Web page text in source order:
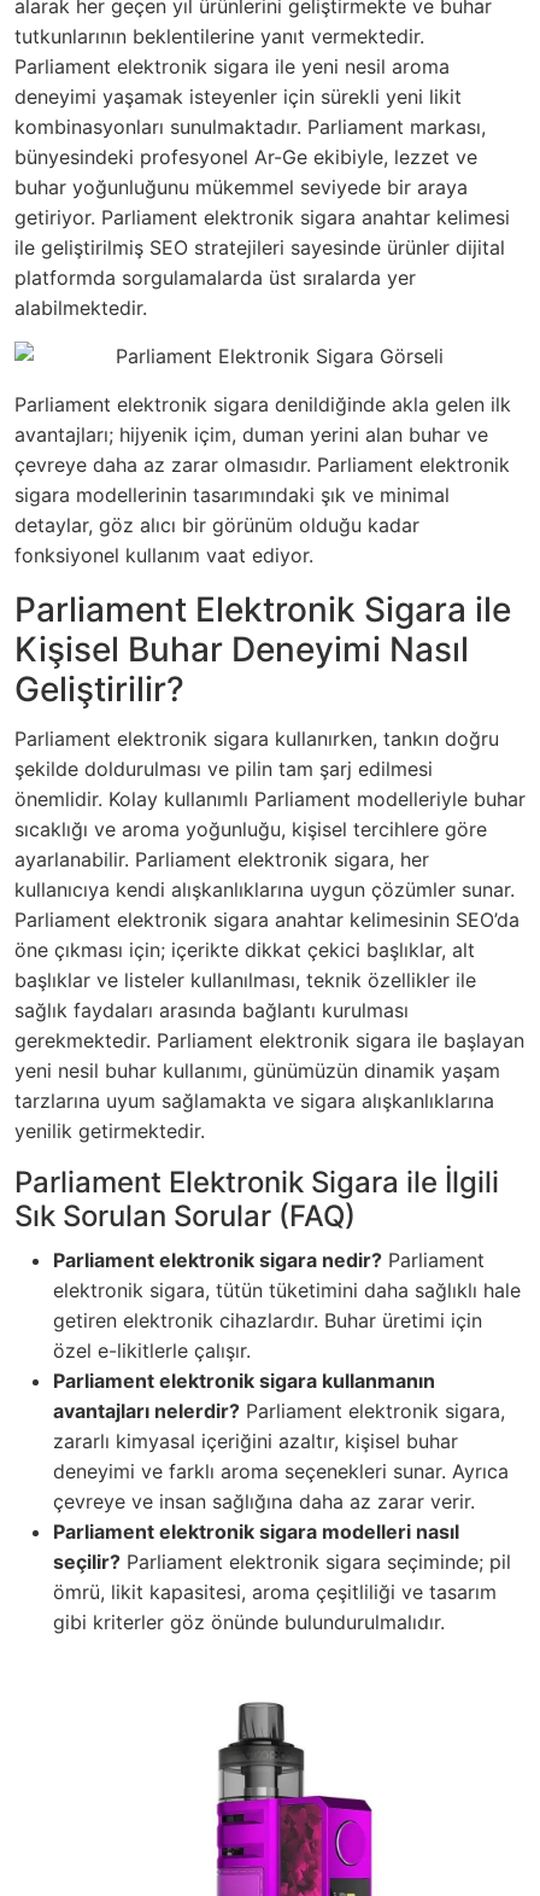
alarak her geçen yıl ürünlerini geliştirmekte ve buhar
tutkunlarının beklentilerine yanıt vermektedir.
Parliament elektronik sigara ile yeni nesil aroma
deneyimi yaşamak isteyenler için sürekli yeni likit
kombinasyonları sunulmaktadır. Parliament markası,
bünyesindeki profesyonel Ar-Ge ekibiyle, lezzet ve
buhar yoğunluğunu mükemmel seviyede bir araya
getiriyor. Parliament elektronik sigara anahtar kelimesi
ile geliştirilmiş SEO stratejileri sayesinde ürünler dijital
platformda sorgulamalarda üst sıralarda yer
alabilmektedir.
Parliament elektronik sigara denildiğinde akla gelen ilk
avantajları; hijyenik içim, duman yerini alan buhar ve
çevreye daha az zarar olmasıdır. Parliament elektronik
sigara modellerinin tasarımındaki şık ve minimal
detaylar, göz alıcı bir görünüm olduğu kadar
fonksiyonel kullanım vaat ediyor.
Parliament Elektronik Sigara ile
Kişisel Buhar Deneyimi Nasıl
Geliştirilir?
Parliament elektronik sigara kullanırken, tankın doğru
şekilde doldurulması ve pilin tam şarj edilmesi
önemlidir. Kolay kullanımlı Parliament modelleriyle buhar
sıcaklığı ve aroma yoğunluğu, kişisel tercihlere göre
ayarlanabilir. Parliament elektronik sigara, her
kullanıcıya kendi alışkanlıklarına uygun çözümler sunar.
Parliament elektronik sigara anahtar kelimesinin SEO’da
öne çıkması için; içerikte dikkat çekici başlıklar, alt
başlıklar ve listeler kullanılması, teknik özellikler ile
sağlık faydaları arasında bağlantı kurulması
gerekmektedir. Parliament elektronik sigara ile başlayan
yeni nesil buhar kullanımı, günümüzün dinamik yaşam
tarzlarına uyum sağlamakta ve sigara alışkanlıklarına
yenilik getirmektedir.
Parliament Elektronik Sigara ile İlgili
Sık Sorulan Sorular (FAQ)
Parliament elektronik sigara nedir? Parliament
elektronik sigara, tütün tüketimini daha sağlıklı hale
getiren elektronik cihazlardır. Buhar üretimi için
özel e-likitlerle çalışır.
Parliament elektronik sigara kullanmanın
avantajları nelerdir? Parliament elektronik sigara,
zararlı kimyasal içeriğini azaltır, kişisel buhar
deneyimi ve farklı aroma seçenekleri sunar. Ayrıca
çevreye ve insan sağlığına daha az zarar verir.
Parliament elektronik sigara modelleri nasıl
seçilir? Parliament elektronik sigara seçiminde; pil
ömrü, likit kapasitesi, aroma çeşitliliği ve tasarım
gibi kriterler göz önünde bulundurulmalıdır.